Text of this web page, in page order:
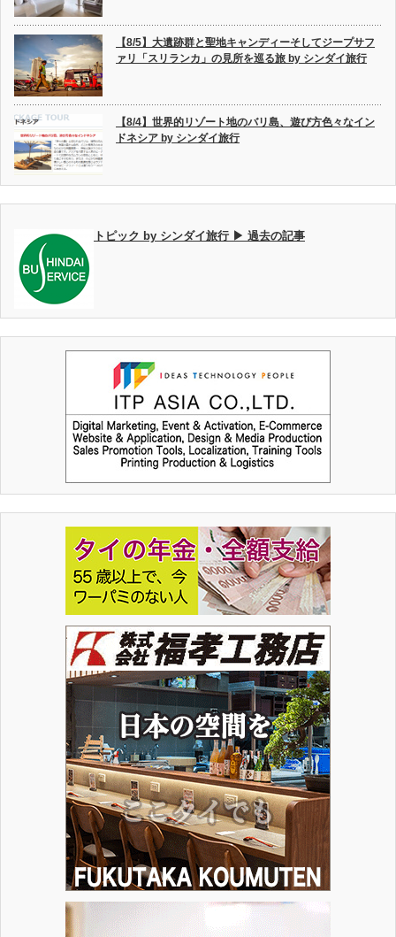
【8/5】大遺跡群と聖地キャンディーそしてジープサフ
ァリ「スリランカ」の見所を巡る旅 by シンダイ旅行
【8/4】世界的リゾート地のバリ島、遊び方色々なイン
ドネシア by シンダイ旅行
トピック by シンダイ旅行 ▶ 過去の記事